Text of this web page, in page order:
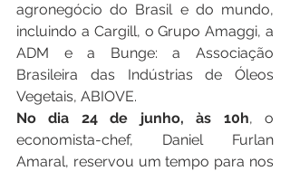
agronegócio do Brasil e do mundo,
incluindo a Cargill, o Grupo Amaggi, a
ADM e a Bunge: a Associação
Brasileira das Indústrias de Óleos
Vegetais, ABIOVE.
No dia 24 de junho, às 10h, o
economista-chef, Daniel Furlan
Amaral, reservou um tempo para nos